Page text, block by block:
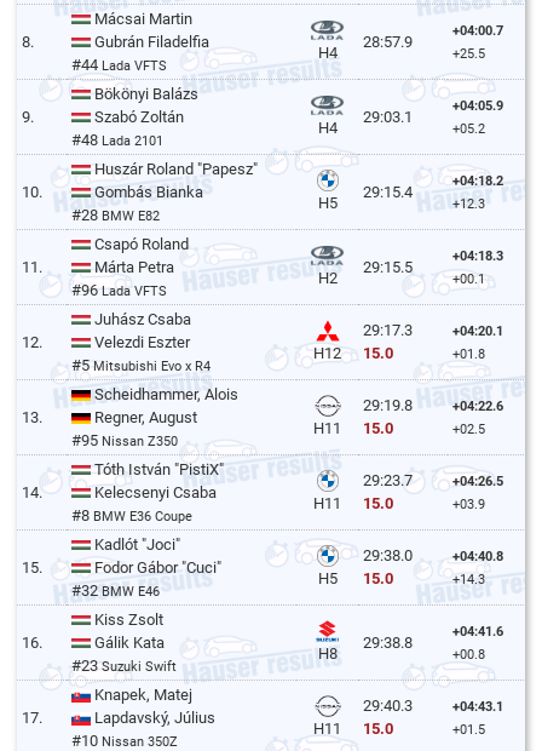
8.
Mácsai Martin
Gubrán Filadelfia
#44 Lada VFTS
H4
28:57.9
+04:00.7
+25.5
9.
Bökönyi Balázs
Szabó Zoltán
#48 Lada 2101
H4
29:03.1
+04:05.9
+05.2
10.
Huszár Roland "Papesz"
Gombás Bianka
#28 BMW E82
H5
29:15.4
+04:18.2
+12.3
11.
Csapó Roland
Márta Petra
#96Lada VFTS
H2
29:15.5
+04:18.3
+00.1
12.
Juhász Csaba
Velezdi Eszter
#5Mitsubishi Evo x R4
H12
29:17.3
15.0
+04:20.1
+01.8
13.
Scheidhammer, Alois
Regner, August
#95 Nissan Z350
H11
29:19.8
15.0
+04:22.6
+02.5
14.
Tóth István "PistiX"
Kelecsenyi Csaba
#8 BMW E36 Coupe
H11
29:23.7
15.0
+04:26.5
+03.9
15.
Kadlót "Joci"
Fodor Gábor "Cuci"
#32 BMW E46
H5
29:38.0
15.0
+04:40.8
+14.3
16.
Kiss Zsolt
Gálik Kata
#23Suzuki Swift
H8
29:38.8
+04:41.6
+00.8
17.
Knapek, Matej
Lapdavský, Július
#10 Nissan 350Z
H11
29:40.3
15.0
+04:43.1
+01.5